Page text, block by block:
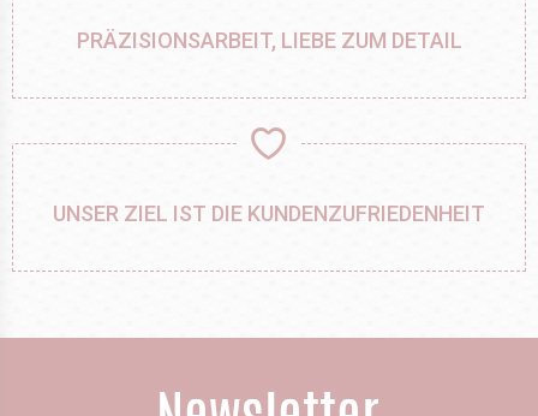
PRÄZISIONSARBEIT, LIEBE ZUM DETAIL
UNSER ZIEL IST DIE KUNDENZUFRIEDENHEIT